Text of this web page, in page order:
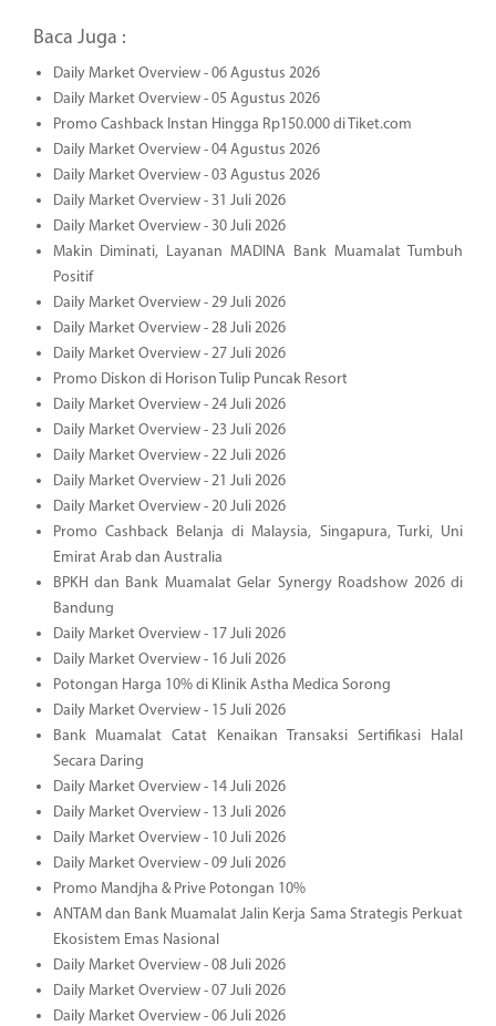
Baca Juga :
Daily Market Overview - 06 Agustus 2026
Daily Market Overview - 05 Agustus 2026
Promo Cashback Instan Hingga Rp150.000 di Tiket.com
Daily Market Overview - 04 Agustus 2026
Daily Market Overview - 03 Agustus 2026
Daily Market Overview - 31 Juli 2026
Daily Market Overview - 30 Juli 2026
Makin Diminati, Layanan MADINA Bank Muamalat Tumbuh
Positif
Daily Market Overview - 29 Juli 2026
Daily Market Overview - 28 Juli 2026
Daily Market Overview - 27 Juli 2026
Promo Diskon di Horison Tulip Puncak Resort
Daily Market Overview - 24 Juli 2026
Daily Market Overview - 23 Juli 2026
Daily Market Overview - 22 Juli 2026
Daily Market Overview - 21 Juli 2026
Daily Market Overview - 20 Juli 2026
Promo Cashback Belanja di Malaysia, Singapura, Turki, Uni
Emirat Arab dan Australia
BPKH dan Bank Muamalat Gelar Synergy Roadshow 2026 di
Bandung
Daily Market Overview - 17 Juli 2026
Daily Market Overview - 16 Juli 2026
Potongan Harga 10% di Klinik Astha Medica Sorong
Daily Market Overview - 15 Juli 2026
Bank Muamalat Catat Kenaikan Transaksi Sertifikasi Halal
Secara Daring
Daily Market Overview - 14 Juli 2026
Daily Market Overview - 13 Juli 2026
Daily Market Overview - 10 Juli 2026
Daily Market Overview - 09 Juli 2026
Promo Mandjha & Prive Potongan 10%
ANTAM dan Bank Muamalat Jalin Kerja Sama Strategis Perkuat
Ekosistem Emas Nasional
Daily Market Overview - 08 Juli 2026
Daily Market Overview - 07 Juli 2026
Daily Market Overview - 06 Juli 2026